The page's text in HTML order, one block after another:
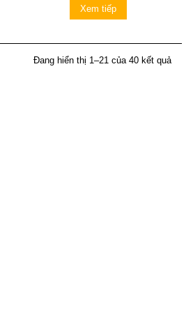
Xem tiếp
Đang hiển thị 1–21 của 40 kết quả